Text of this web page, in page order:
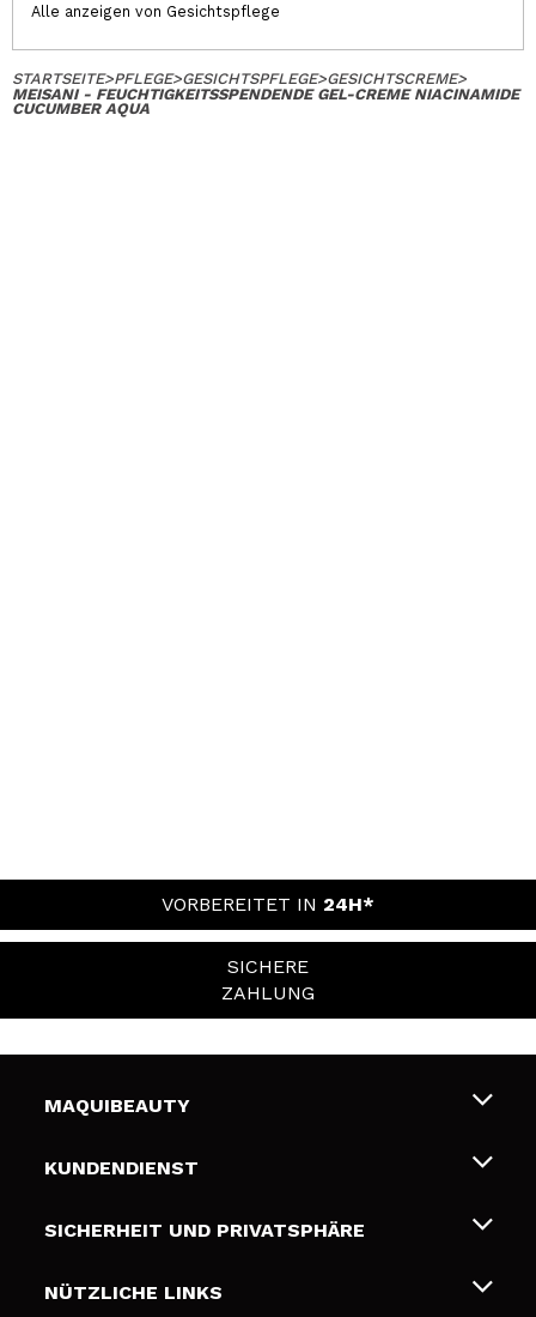
Alle anzeigen von Gesichtspflege
STARTSEITE>PFLEGE>GESICHTSPFLEGE>GESICHTSCREME>
MEISANI - FEUCHTIGKEITSSPENDENDE GEL-CREME NIACINAMIDE
CUCUMBER AQUA
VORBEREITET IN 24H*
SICHERE
ZAHLUNG
MAQUIBEAUTY
Über uns
Geschenkkarten
KUNDENDIENST
Liefer- und Versandkosten
Zahlung
SICHERHEIT UND PRIVATSPHÄRE
Bedingungen und Datenschutz
NÜTZLICHE LINKS